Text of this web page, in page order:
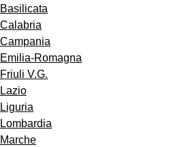
Basilicata
Calabria
Campania
Emilia-Romagna
Friuli V.G.
Lazio
Liguria
Lombardia
Marche